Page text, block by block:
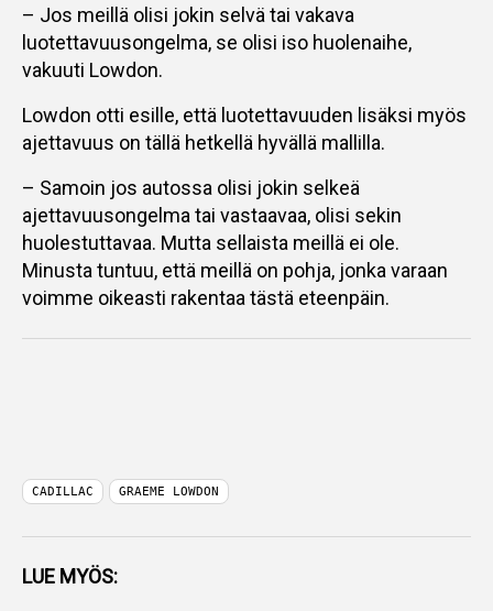
– Jos meillä olisi jokin selvä tai vakava
luotettavuusongelma, se olisi iso huolenaihe,
vakuuti Lowdon.
Lowdon otti esille, että luotettavuuden lisäksi myös
ajettavuus on tällä hetkellä hyvällä mallilla.
– Samoin jos autossa olisi jokin selkeä
ajettavuusongelma tai vastaavaa, olisi sekin
huolestuttavaa. Mutta sellaista meillä ei ole.
Minusta tuntuu, että meillä on pohja, jonka varaan
voimme oikeasti rakentaa tästä eteenpäin.
CADILLAC GRAEME LOWDON
LUE MYÖS: